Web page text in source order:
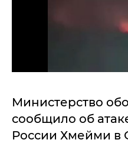
Министерство
сообщило об
России Хмейми в